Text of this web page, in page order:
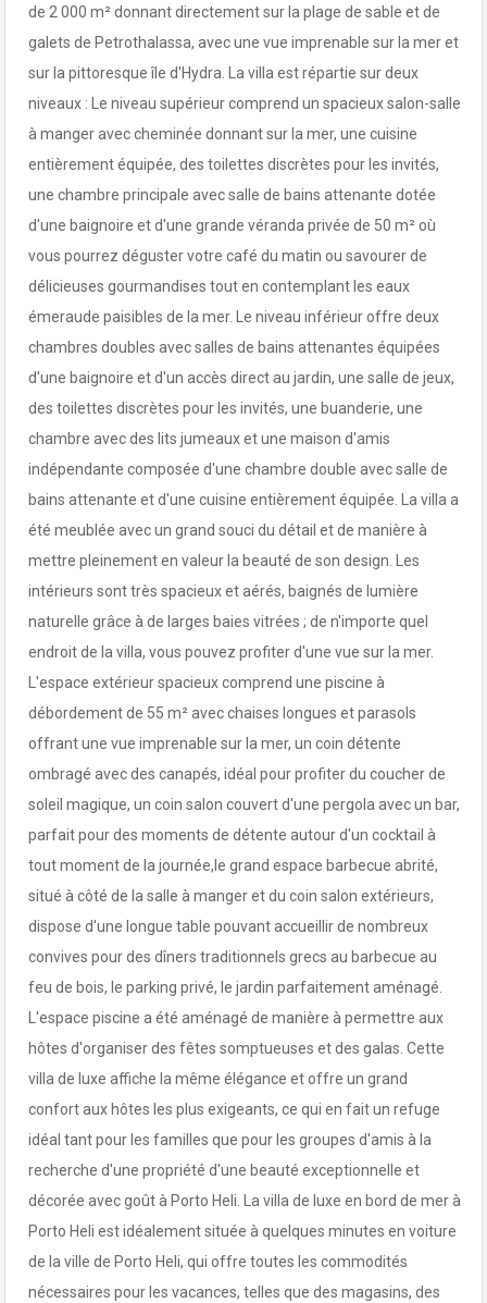
de 2 000 m² donnant directement sur la plage de sable et de
galets de Petrothalassa, avec une vue imprenable sur la mer et
sur la pittoresque île d'Hydra. La villa est répartie sur deux
niveaux : Le niveau supérieur comprend un spacieux salon-salle
à manger avec cheminée donnant sur la mer, une cuisine
entièrement équipée, des toilettes discrètes pour les invités,
une chambre principale avec salle de bains attenante dotée
d'une baignoire et d'une grande véranda privée de 50 m² où
vous pourrez déguster votre café du matin ou savourer de
délicieuses gourmandises tout en contemplant les eaux
émeraude paisibles de la mer. Le niveau inférieur offre deux
chambres doubles avec salles de bains attenantes équipées
d'une baignoire et d'un accès direct au jardin, une salle de jeux,
des toilettes discrètes pour les invités, une buanderie, une
chambre avec des lits jumeaux et une maison d'amis
indépendante composée d'une chambre double avec salle de
bains attenante et d'une cuisine entièrement équipée. La villa a
été meublée avec un grand souci du détail et de manière à
mettre pleinement en valeur la beauté de son design. Les
intérieurs sont très spacieux et aérés, baignés de lumière
naturelle grâce à de larges baies vitrées ; de n'importe quel
endroit de la villa, vous pouvez profiter d'une vue sur la mer.
L'espace extérieur spacieux comprend une piscine à
débordement de 55 m² avec chaises longues et parasols
offrant une vue imprenable sur la mer, un coin détente
ombragé avec des canapés, idéal pour profiter du coucher de
soleil magique, un coin salon couvert d'une pergola avec un bar,
parfait pour des moments de détente autour d'un cocktail à
tout moment de la journée,le grand espace barbecue abrité,
situé à côté de la salle à manger et du coin salon extérieurs,
dispose d'une longue table pouvant accueillir de nombreux
convives pour des dîners traditionnels grecs au barbecue au
feu de bois, le parking privé, le jardin parfaitement aménagé.
L'espace piscine a été aménagé de manière à permettre aux
hôtes d'organiser des fêtes somptueuses et des galas. Cette
villa de luxe affiche la même élégance et offre un grand
confort aux hôtes les plus exigeants, ce qui en fait un refuge
idéal tant pour les familles que pour les groupes d'amis à la
recherche d'une propriété d'une beauté exceptionnelle et
décorée avec goût à Porto Heli. La villa de luxe en bord de mer à
Porto Heli est idéalement située à quelques minutes en voiture
de la ville de Porto Heli, qui offre toutes les commodités
nécessaires pour les vacances, telles que des magasins, des